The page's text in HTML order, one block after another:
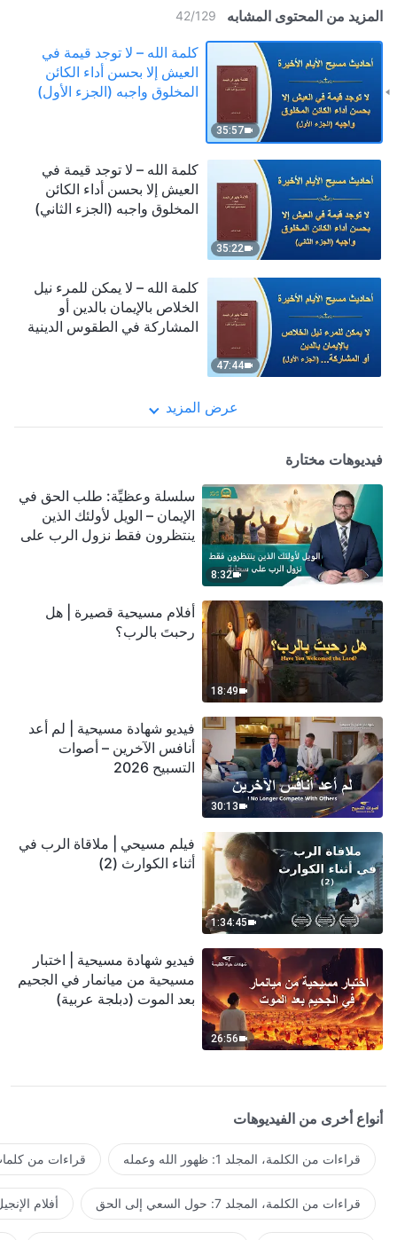
المزيد من المحتوى المشابه 42/129
35:57
كلمة الله – لا توجد قيمة في
العيش إلا بحسن أداء الكائن
المخلوق واجبه (الجزء الأول)
35:22
كلمة الله – لا توجد قيمة في
العيش إلا بحسن أداء الكائن
المخلوق واجبه (الجزء الثاني)
47:44
كلمة الله – لا يمكن للمرء نيل
الخلاص بالإيمان بالدين أو
المشاركة في الطقوس الدينية
عرض المزيد
فيديوهات مختارة
8:32
سلسلة وعظيِّة: طلب الحق في
الإيمان – الويل لأولئك الذين
ينتظرون فقط نزول الرب على
18:49
أفلام مسيحية قصيرة | هل
رحبتَ بالرب؟
30:13
فيديو شهادة مسيحية | لم أعد
أنافس الآخرين – أصوات
التسبيح 2026
1:34:45
فيلم مسيحي | ملاقاة الرب في
أثناء الكوارث (2)
26:56
فيديو شهادة مسيحية | اختبار
مسيحية من ميانمار في الجحيم
بعد الموت (دبلجة عربية)
أنواع أخرى من الفيديوهات
قراءات من الكلمة، المجلد 1: ظهور الله وعمله قراءات من
قراءات من الكلمة، المجلد 7: حول السعي إلى الحق أفلام